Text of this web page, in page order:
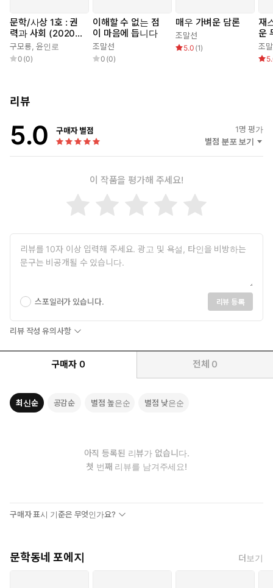
문학/사상 1호 : 권
력과 사회 (2020
년)
구모룡 ,윤인로
0 (0)
이해할 수 없는 점
이 마음에 듭니다
조말선
0 (0)
매우 가벼운 담론
조말선
5.0 (1)
재
운
을
조
리뷰
5.0 구매자 별점 1명 평가
별점 분포 보기
이 작품을 평가해 주세요!
스포일러가 있습니다. 리뷰 등록
리뷰 작성 유의사항
구매자 0 전체 0
최신순 공감순 별점 높은순 별점 낮은순
아직 등록된 리뷰가 없습니다.
첫 번째 리뷰를 남겨주세요!
구매자 표시 기준은 무엇인가요?
문학동네 포에지 더보기